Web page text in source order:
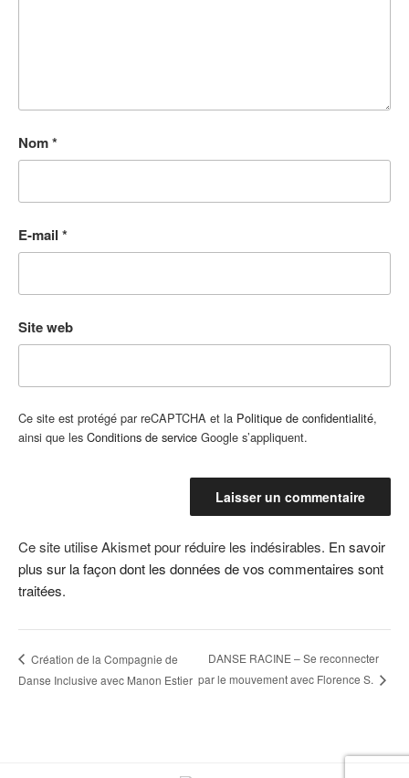
Nom*
E-mail *
Site web
Ce site est protégé par reCAPTCHA et la Politique de confidentialité,
ainsi que les Conditions de service Google s’appliquent.
Ce site utilise Akismet pour réduire les indésirables. En savoir
plus sur la façon dont les données de vos commentaires sont
traitées.
Création de la Compagnie de
Danse Inclusive avec Manon Estier
DANSE RACINE – Se reconnecter
par le mouvement avec Florence S.